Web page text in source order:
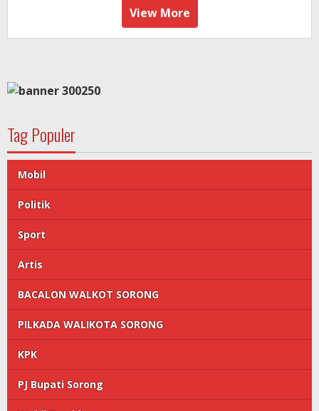
View More
Tag Populer
Mobil
Politik
Sport
Artis
BACALON WALKOT SORONG
PILKADA WALIKOTA SORONG
KPK
PJ Bupati Sorong